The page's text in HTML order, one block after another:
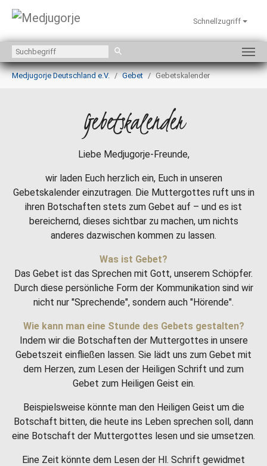
Zum Hauptinhalt springen
Schnellzugriff
Sie sind hier:
Medjugorje Deutschland e.V.
Gebet Gebetskalender
Gebetskalender
Liebe Medjugorje-Freunde,
wir laden Euch herzlich ein, Euch in unseren
Gebetskalender einzutragen. Die Muttergottes ruft uns in
ihren Botschaften stets zum Gebet auf – und es ist
bereichernd, dieses sichtbar zu machen, um nichts
anderes dazwischen kommen zu lassen.
Was ist Gebet?
Das Gebet ist das Sprechen mit Gott, unserem Schöpfer.
Durch diese persönliche Form der Kommunikation sind wir
nicht nur "Sprechende", sondern auch "Hörende".
Wie kann man eine Stunde des Gebets gestalten?
Indem wir die Botschaften der Muttergottes in unsere
Gebetszeit einfließen lassen. Sie lädt uns zum Gebet mit
dem Herzen, zum Lesen der Heiligen Schrift und zum
Gebet zum Heiligen Geist ein.
Beispielsweise könnte man den Heiligen Geist um die
Botschaft bitten, die heute ins Leben sprechen soll, dann
eine Botschaft der Muttergottes lesen und sie umsetzen.
Eine Zeit könnte dem Lesen der Hl. Schrift gewidmet